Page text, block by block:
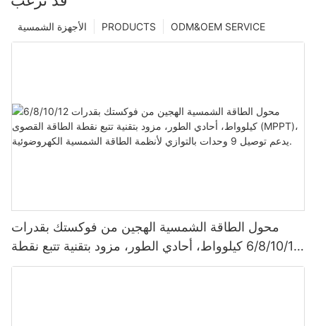
ODM&OEM SERVICE
PRODUCTS الأجهزة الشمسية
محول الطاقة الشمسية الهجين من فوكستك بقدرات
6/8/10/12 كيلوواط، أحادي الطور، مزود بتقنية تتبع نقطة
الطاقة القصوى (MPPT)، يدعم توصيل 9 وحدات بالتوازي